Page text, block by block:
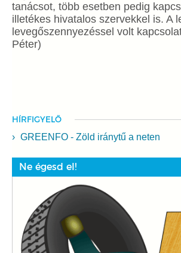
tanácsot, több esetben pedig
illetékes hivatalos szervekkel is. A
levegőszennyezéssel volt
Péter)
HÍRFIGYELŐ
GREENFO - Zöld iránytű a neten
Ne égesd el!